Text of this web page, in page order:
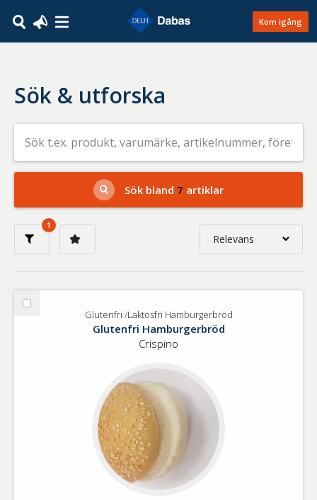
Kom igång
Sök & utforska
Sök
efter
livsmedel
på
t.ex.
produkt,
varumärke,
artikelnummer,
Sök bland 7 artiklar
1
Relevans
Välj
Glutenfri /Laktosfri Hamburgerbröd
Glutenfri Hamburgerbröd
Crispino